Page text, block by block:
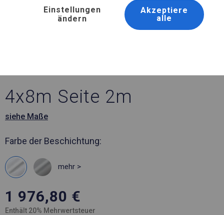
4x8m Seite 2m
siehe Maße
Farbe der Beschichtung:
mehr >
1 976,80 €
Enthält 20% Mehrwertsteuer
Einstellungen
ändern
Akzeptiere
alle